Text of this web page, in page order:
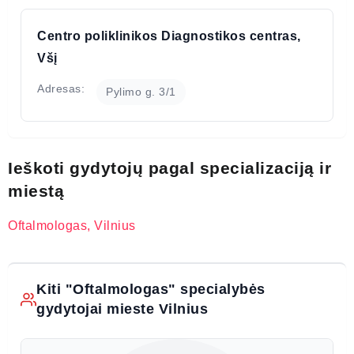
Centro poliklinikos Diagnostikos centras,
Všį
Adresas: Pylimo g. 3/1
Ieškoti gydytojų pagal specializaciją ir
miestą
Oftalmologas, Vilnius
Kiti "Oftalmologas" specialybės
gydytojai mieste Vilnius